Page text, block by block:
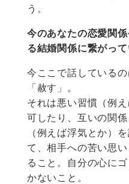
う。
今のあなたの恋愛関
る結婚関係に繋がっ
今ここで話している
「赦す」。
それは悪い習慣（例
可したり、互いの関
（例えば浮気とか）
て、相手への苦い思
ること。自分の心に
かないこと。